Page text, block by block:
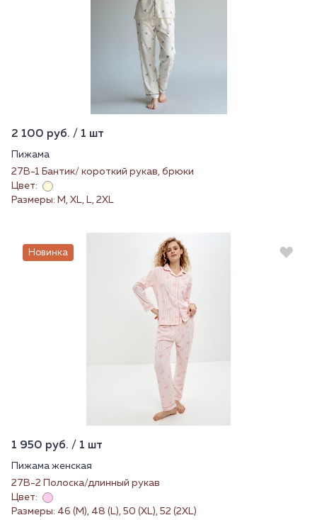
2 100 руб. / 1 шт
Пижама
27В-1 Бантик/ короткий рукав, брюки
Цвет:
Размеры: M, XL, L, 2XL
Новинка
1 950 руб. / 1 шт
Пижама женская
27В-2 Полоска/длинный рукав
Цвет:
Размеры: 46 (M), 48 (L), 50 (XL), 52 (2XL)